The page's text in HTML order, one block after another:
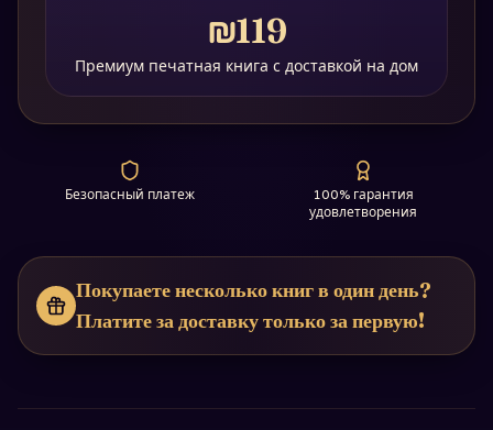
₪119
Премиум печатная книга с доставкой на дом
Безопасный платеж
100% гарантия
удовлетворения
Покупаете несколько книг в один день?
Платите за доставку только за первую!